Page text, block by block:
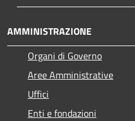
AMMINISTRAZIONE
Organi di Governo
Aree Amministrative
Uffici
Enti e fondazioni